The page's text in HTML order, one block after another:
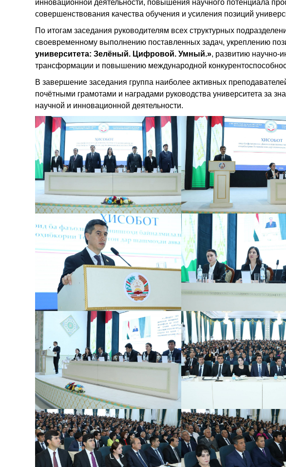
инновационной деятельности, повышения научного потенциала
совершенствования качества обучения и усиления позиций
По итогам заседания руководителям всех структурных
своевременному выполнению поставленных задач, укреплению
университета: Зелёный. Цифровой. Умный.», развитию научно-
трансформации и повышению международной
В завершение заседания группа наиболее активных
почётными грамотами и наградами руководства университета за
научной и инновационной деятельности.